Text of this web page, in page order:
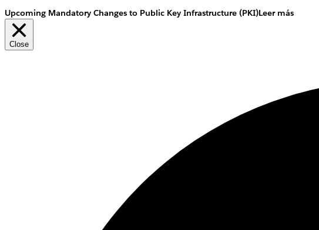
Upcoming Mandatory Changes to Public Key Infrastructure (PKI)Leer más
Close